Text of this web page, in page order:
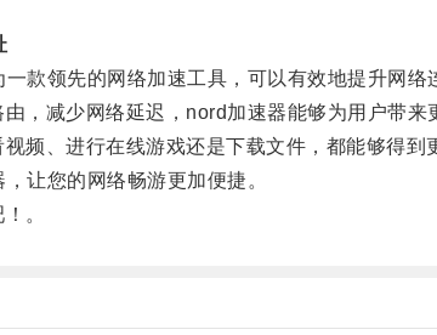
领先的网络加速工具，可以有效地提升网络
减少网络延迟，nord加速器能够为用户带来
、进行在线游戏还是下载文件，都能够得到
您的网络畅游更加便捷。
。